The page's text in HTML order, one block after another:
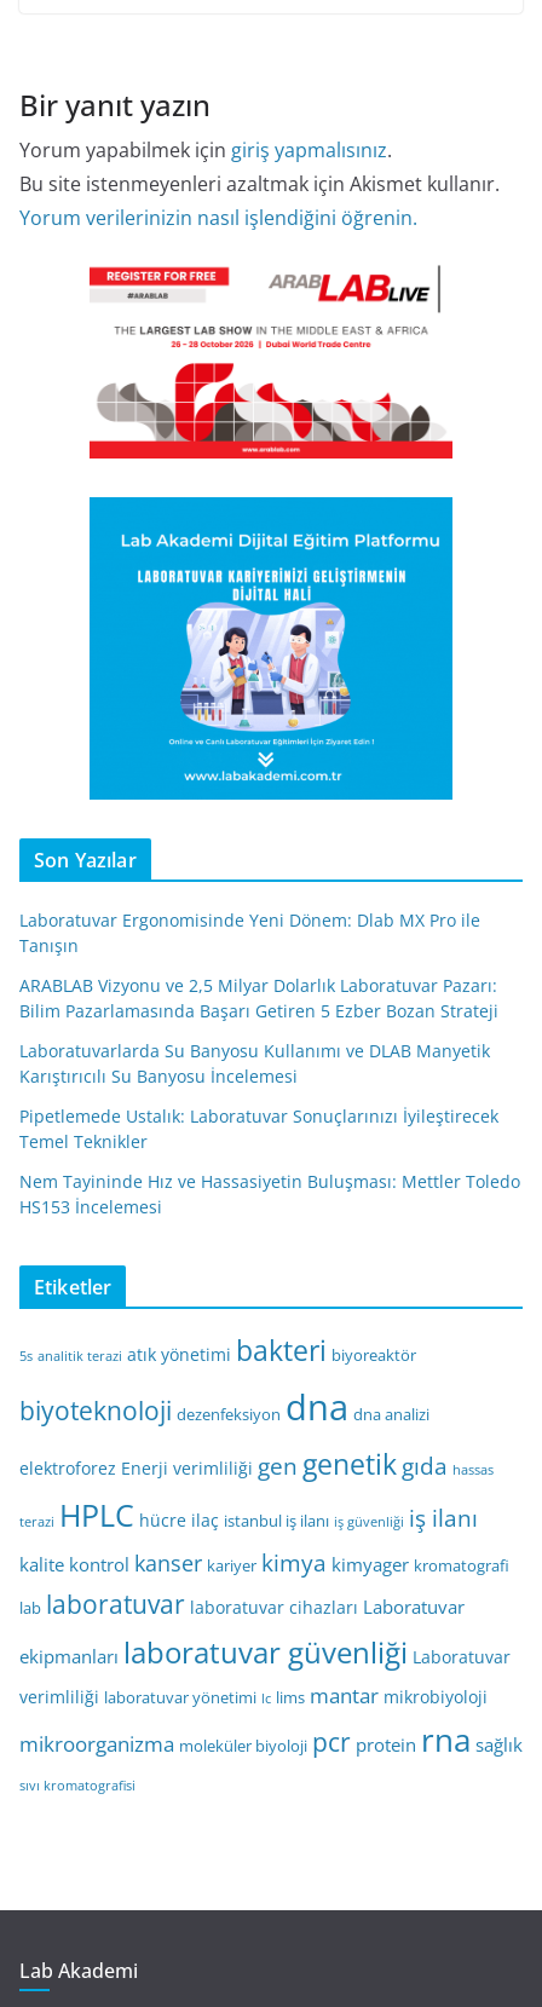
Bir yanıt yazın
Yorum yapabilmek için giriş yapmalısınız.
Bu site istenmeyenleri azaltmak için Akismet kullanır.
Yorum verilerinizin nasıl işlendiğini öğrenin.
Son Yazılar
Laboratuvar Ergonomisinde Yeni Dönem: Dlab MX Pro ile
Tanışın
ARABLAB Vizyonu ve 2,5 Milyar Dolarlık Laboratuvar Pazarı:
Bilim Pazarlamasında Başarı Getiren 5 Ezber Bozan Strateji
Laboratuvarlarda Su Banyosu Kullanımı ve DLAB Manyetik
Karıştırıcılı Su Banyosu İncelemesi
Pipetlemede Ustalık: Laboratuvar Sonuçlarınızı İyileştirecek
Temel Teknikler
Nem Tayininde Hız ve Hassasiyetin Buluşması: Mettler Toledo
HS153 İncelemesi
Etiketler
5s analitik terazi atık yönetimi bakteri biyoreaktör
biyoteknoloji dezenfeksiyon dna dna analizi
elektroforez Enerji verimliliği gen genetikgıda hassas
terazi HPLC hücre ilaç istanbul iş ilanı iş güvenliği iş ilanı
kalite kontrol kanser kariyer kimya kimyager kromatografi
lab laboratuvar laboratuvar cihazları Laboratuvar
ekipmanları laboratuvar güvenliği Laboratuvar
verimliliği laboratuvar yönetimi lc lims mantar mikrobiyoloji
mikroorganizma moleküler biyoloji pcr protein rna sağlık
sıvı kromatografisi
Lab Akademi